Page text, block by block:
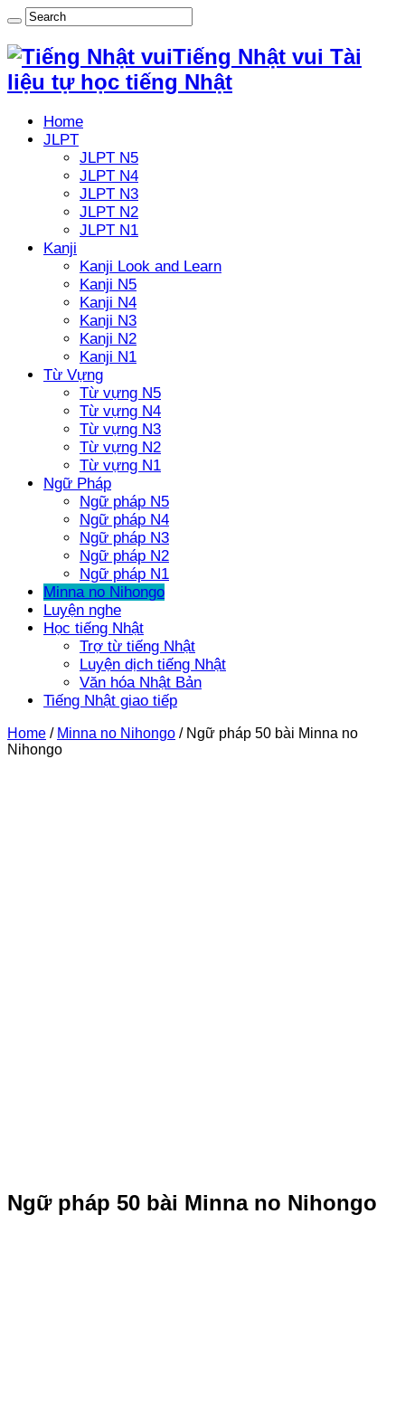
Tiếng Nhật vui Tài
liệu tự học tiếng Nhật
Home
JLPT
JLPT N5
JLPT N4
JLPT N3
JLPT N2
JLPT N1
Kanji
Kanji Look and Learn
Kanji N5
Kanji N4
Kanji N3
Kanji N2
Kanji N1
Từ Vựng
Từ vựng N5
Từ vựng N4
Từ vựng N3
Từ vựng N2
Từ vựng N1
Ngữ Pháp
Ngữ pháp N5
Ngữ pháp N4
Ngữ pháp N3
Ngữ pháp N2
Ngữ pháp N1
Minna no Nihongo
Luyện nghe
Học tiếng Nhật
Trợ từ tiếng Nhật
Luyện dịch tiếng Nhật
Văn hóa Nhật Bản
Tiếng Nhật giao tiếp
Home / Minna no Nihongo / Ngữ pháp 50 bài Minna no
Nihongo
Ngữ pháp 50 bài Minna no Nihongo